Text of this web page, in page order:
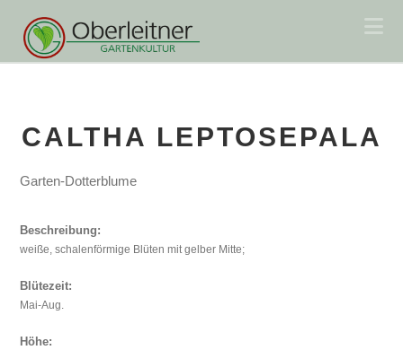
CALTHA LEPTOSEPALA
Garten-Dotterblume
Beschreibung:
weiße, schalenförmige Blüten mit gelber Mitte;
Blütezeit:
Mai-Aug.
Höhe: